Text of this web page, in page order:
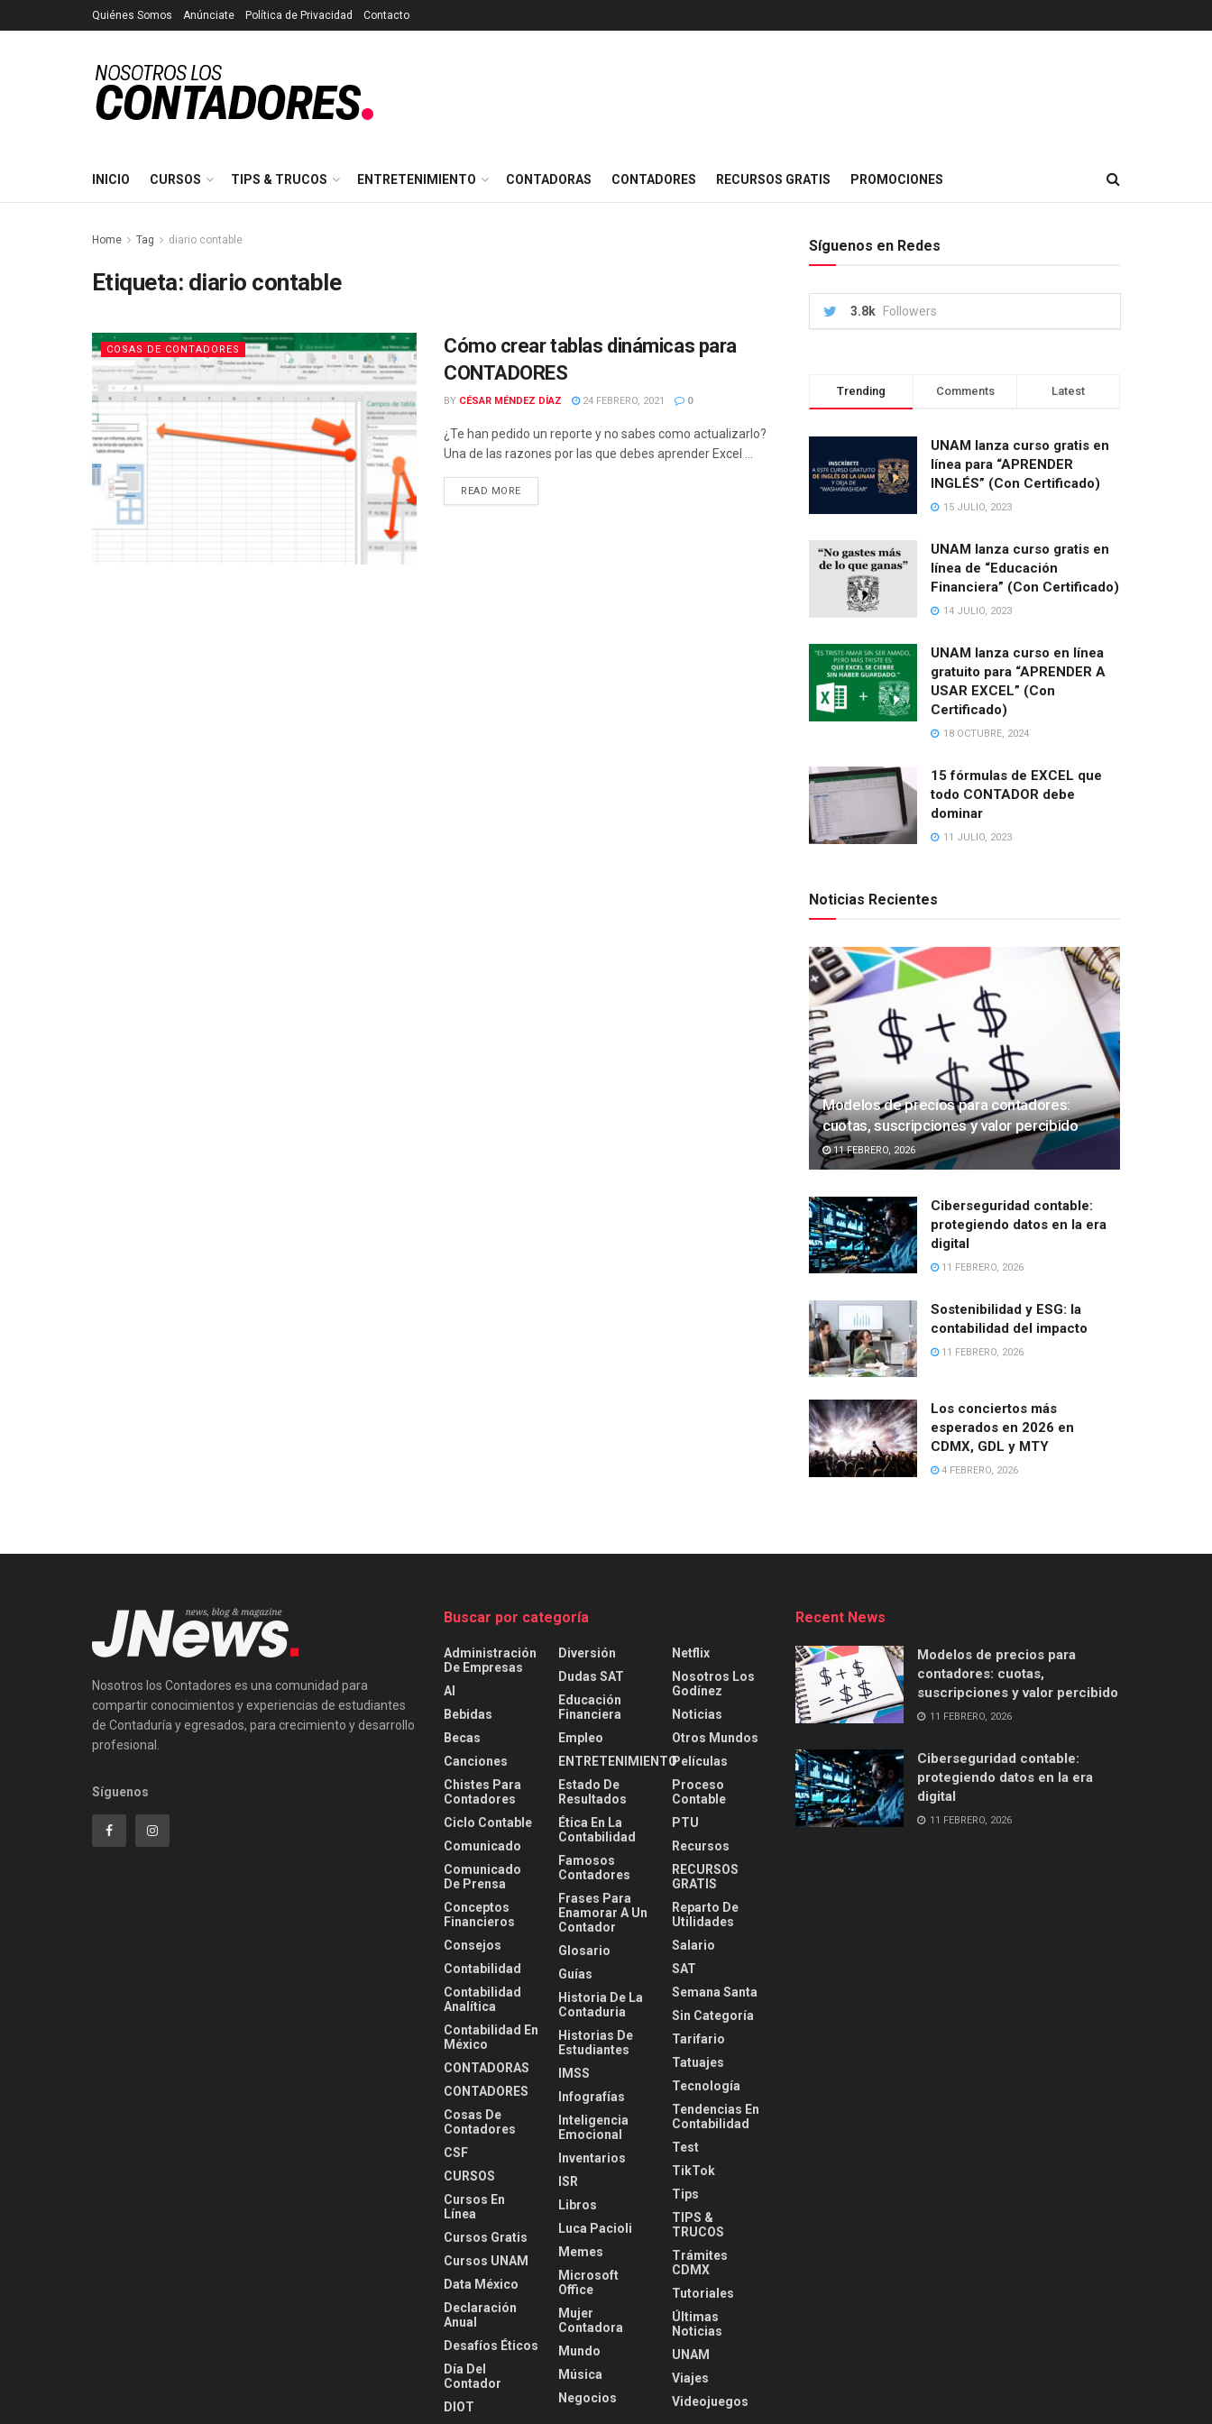
Quiénes Somos Anúnciate Política de Privacidad Contacto
INICIO CURSOS TIPS & TRUCOS ENTRETENIMIENTO CONTADORAS CONTADORES RECURSOS GRATIS PROMOCIONES
Home Tag diario contable
Etiqueta: diario contable
COSAS DE CONTADORES
Cómo crear tablas dinámicas para
CONTADORES
BY CÉSAR MÉNDEZ DÍAZ 24 FEBRERO, 2021 0
¿Te han pedido un reporte y no sabes como actualizarlo?
Una de las razones por las que debes aprender Excel ...
READ MORE
Síguenos en Redes
3.8k Followers
Trending Comments Latest
UNAM lanza curso gratis en
línea para “APRENDER
INGLÉS” (Con Certificado)
15 JULIO, 2023
UNAM lanza curso gratis en
línea de “Educación
Financiera” (Con Certificado)
14 JULIO, 2023
UNAM lanza curso en línea
gratuito para “APRENDER A
USAR EXCEL” (Con
Certificado)
18 OCTUBRE, 2024
15 fórmulas de EXCEL que
todo CONTADOR debe
dominar
11 JULIO, 2023
Noticias Recientes
Modelos de precios para contadores:
cuotas, suscripciones y valor percibido
11 FEBRERO, 2026
Ciberseguridad contable:
protegiendo datos en la era
digital
11 FEBRERO, 2026
Sostenibilidad y ESG: la
contabilidad del impacto
11 FEBRERO, 2026
Los conciertos más
esperados en 2026 en
CDMX, GDL y MTY
4 FEBRERO, 2026
Nosotros los Contadores es una comunidad para
compartir conocimientos y experiencias de estudiantes
de Contaduría y egresados, para crecimiento y desarrollo
profesional.
Síguenos
Buscar por categoría
Administración
De Empresas
AI
Bebidas
Becas
Canciones
Chistes Para
Contadores
Ciclo Contable
Comunicado
Comunicado
De Prensa
Conceptos
Financieros
Consejos
Contabilidad
Contabilidad
Analítica
Contabilidad En
México
CONTADORAS
CONTADORES
Cosas De
Contadores
CSF
CURSOS
Cursos En
Línea
Cursos Gratis
Cursos UNAM
Data México
Declaración
Anual
Desafíos Éticos
Día Del
Contador
DIOT
Diversión
Dudas SAT
Educación
Financiera
Empleo
ENTRETENIMIENTO
Estado De
Resultados
Ética En La
Contabilidad
Famosos
Contadores
Frases Para
Enamorar A Un
Contador
Glosario
Guías
Historia De La
Contaduria
Historias De
Estudiantes
IMSS
Infografías
Inteligencia
Emocional
Inventarios
ISR
Libros
Luca Pacioli
Memes
Microsoft
Office
Mujer
Contadora
Mundo
Música
Negocios
Netflix
Nosotros Los
Godínez
Noticias
Otros Mundos
Películas
Proceso
Contable
PTU
Recursos
RECURSOS
GRATIS
Reparto De
Utilidades
Salario
SAT
Semana Santa
Sin Categoría
Tarifario
Tatuajes
Tecnología
Tendencias En
Contabilidad
Test
TikTok
Tips
TIPS &
TRUCOS
Trámites
CDMX
Tutoriales
Últimas
Noticias
UNAM
Viajes
Videojuegos
Recent News
Modelos de precios para
contadores: cuotas,
suscripciones y valor percibido
11 FEBRERO, 2026
Ciberseguridad contable:
protegiendo datos en la era
digital
11 FEBRERO, 2026